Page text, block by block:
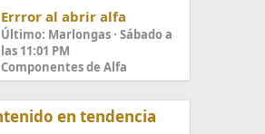
Errror al abrir alfa
Último: Marlongas Sábado a
las 11:01 PM
Componentes de Alfa
en tendencia